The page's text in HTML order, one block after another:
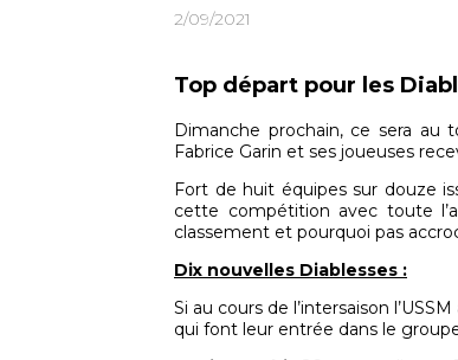
2/09/2021
Top départ pour les
Dimanche prochain, ce sera au
Fabrice Garin et ses joueuses
Fort de huit équipes sur douze
cette compétition avec toute
classement et pourquoi pas
Dix nouvelles Diablesses :
Si au cours de l’intersaison
qui font leur entrée dans le